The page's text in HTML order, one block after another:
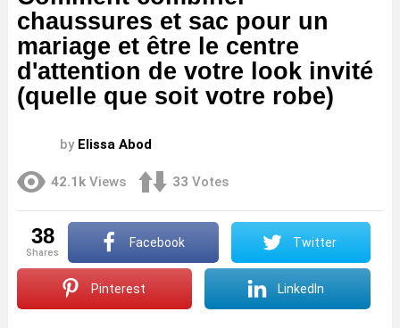
chaussures et sac pour un
mariage et être le centre
d'attention de votre look invité
(quelle que soit votre robe)
by Elissa Abod
42.1k Views 33 Votes
38
shares
Facebook Twitter
Pinterest LinkedIn